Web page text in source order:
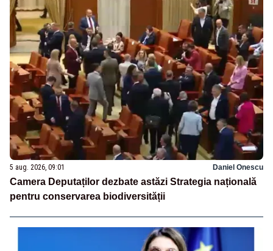
5 aug. 2026, 09:01 Daniel Onescu
Camera Deputaților dezbate astăzi Strategia națională
pentru conservarea biodiversității